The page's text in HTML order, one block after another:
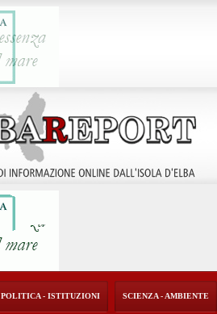
POLITICA - ISTITUZIONI SCIENZA - AMBIENTE